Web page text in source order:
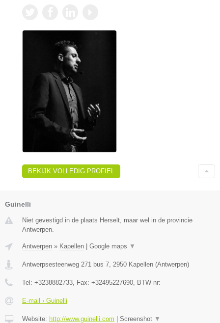
BEKIJK VOLLEDIG PROFIEL
Guinelli
Niet gevestigd in de plaats Herselt, maar wel in de provincie
Antwerpen.
Antwerpen » Kapellen Google maps ▼
Antwerpsesteenweg 271 bus 7 2950 Kapellen (Antwerpen)
Tel: +3238882733 , Fax: +32495227690 , BTW-nr: -
E-mail › Guinelli
Website: http://www.guinelli.com Screenshot ▼